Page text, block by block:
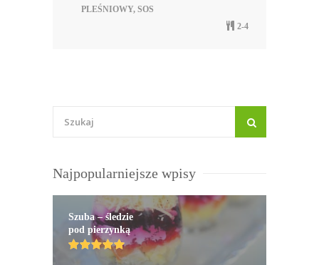
PLEŚNIOWY, SOS
2-4
Najpopularniejsze wpisy
Szuba – śledzie
pod pierzynką